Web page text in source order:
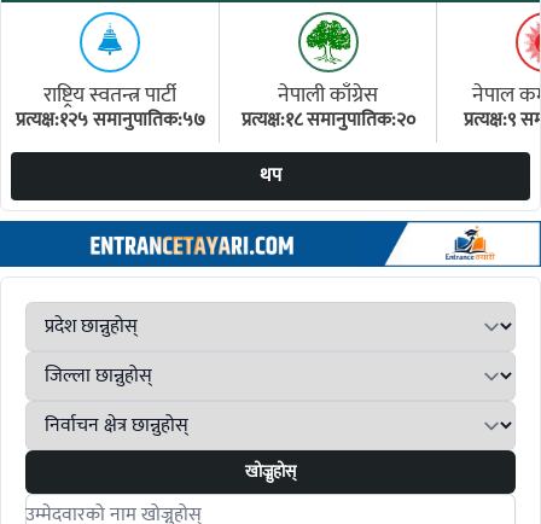
राष्ट्रिय स्वतन्त्र पार्टी
प्रत्यक्ष:१२५ समानुपातिक:५७
नेपाली काँग्रेस
प्रत्यक्ष:१८ समानुपातिक:२०
नेपाल
प्रत्यक्ष:९
थप
खोज्नुहोस्
Search candidates